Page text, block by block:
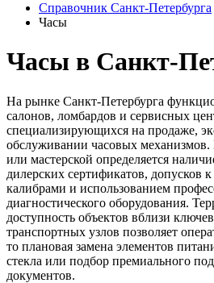
Справочник Санкт-Петербурга
Часы
Часы в Санкт-
На рынке Санкт-Петербурга
салонов, ломбардов и сервисных
специализирующихся на продаже,
обслуживании часовых механизмов.
или мастерской определяется
дилерских сертификатов, допусков
калибрами и использованием
диагностического оборудования.
доступность объектов вблизи
транспортных узлов позволяет
то плановая замена элементов
стекла или подбор премиального
документов.